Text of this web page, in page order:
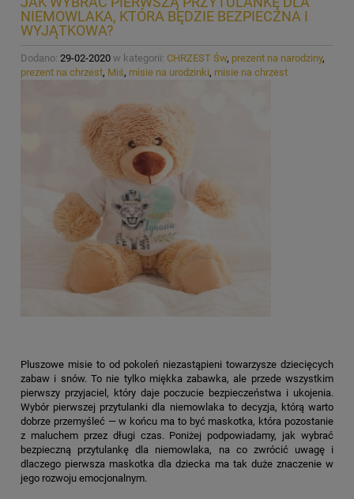
NIEMOWLAKA, KTÓRA BĘDZIE BEZPIECZNA I
WYJĄTKOWA?
Dodano: 29-02-2020 w kategorii: CHRZEST Św, prezent na narodziny,
prezent na chrzest, Miś, misie na urodzinki, misie na chrzest
Pluszowe misie to od pokoleń niezastąpieni towarzysze dziecięcych
zabaw i snów. To nie tylko miękka zabawka, ale przede wszystkim
pierwszy przyjaciel, który daje poczucie bezpieczeństwa i ukojenia.
Wybór pierwszej przytulanki dla niemowlaka to decyzja, którą warto
dobrze przemyśleć — w końcu ma to być maskotka, która pozostanie
z maluchem przez długi czas. Poniżej podpowiadamy, jak wybrać
bezpieczną przytulankę dla niemowlaka, na co zwrócić uwagę i
dlaczego pierwsza maskotka dla dziecka ma tak duże znaczenie w
jego rozwoju emocjonalnym.